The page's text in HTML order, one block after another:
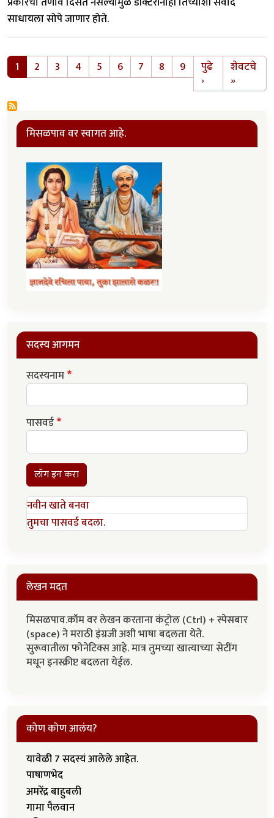
साधायला सोपे जाणार होते.
Pagination
1 2 3 4 5 6 7 8 9 पुढे
›Next page
शेवटचे
»Last
मिसळपाव वर स्वागत आहे.
सदस्य आगमन
सदस्यनाम
पासवर्ड
लॉग इन करा
नवीन खाते बनवा
तुमचा पासवर्ड बदला.
लेखन मदत
मिसळपाव.कॉम वर लेखन करताना कंट्रोल (Ctrl) + स्पेसबार
(space) ने मराठी इंग्रजी अशी भाषा बदलता येते.
सुरूवातीला फोनेटिक्स आहे. मात्र तुमच्या खात्याच्या सेटींग
मधून इनस्क्रीप्ट बदलता येईल.
कोण कोण आलंय?
यावेळी 7 सदस्यं आलेले आहेत.
पाषाणभेद
अमरेंद्र बाहुबली
गामा पैलवान